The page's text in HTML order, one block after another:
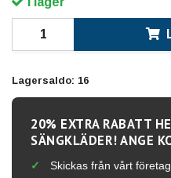
Lagersaldo: 16
20% EXTRA RABATT
SÄNGKLÄDER! ANGE
Skickas från vårt